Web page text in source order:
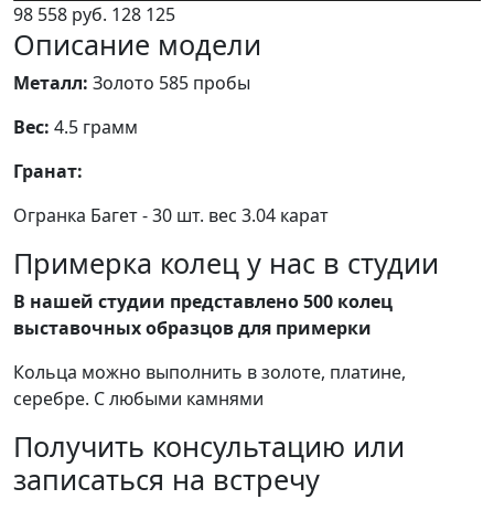
98 558 руб. 128 125
Описание модели
Металл: Золото 585 пробы
Вес: 4.5 грамм
Гранат:
Огранка Багет - 30 шт. вес 3.04 карат
Примерка колец у нас в студии
В нашей студии представлено 500 колец
выставочных образцов для примерки
Кольца можно выполнить в золоте, платине,
серебре. С любыми камнями
Получить консультацию или
записаться на встречу